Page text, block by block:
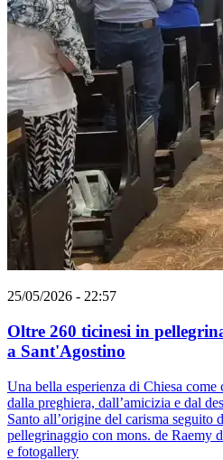
25/05/2026 - 22:57
Oltre 260 ticinesi in
a Sant'Agostino
Una bella esperienza di Chiesa
dalla preghiera, dall’amicizia e dal
Santo all’origine del carisma seguito
pellegrinaggio con mons. de Raemy
e fotogallery